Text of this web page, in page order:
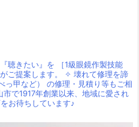
聴きたい』を ［1級眼鏡作製技能
ご提案します。
✧ 壊れて修理を諦
甲など）
の修理・見積り等もご相
市で1917年創業以来、地域に愛され
お待ちしています♪